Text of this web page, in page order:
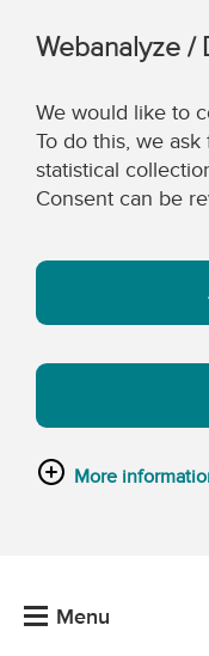
Webanalyze /
We would like to
To do this, we
statistical
Consent can be
More
Menu